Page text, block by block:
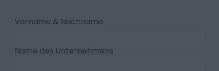
Vorname & Nachname
Name des Unternehmens